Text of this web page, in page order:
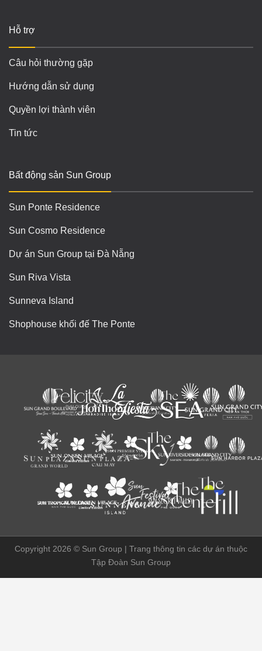
Hỗ trợ
Câu hỏi thường gặp
Hướng dẫn sử dụng
Quyền lợi thành viên
Tin tức
Bất động sản Sun Group
Sun Ponte Residence
Sun Cosmo Residence
Dự án Sun Group tại Đà Nẵng
Sun Riva Vista
Sunneva Island
Shophouse khối đế The Ponte
Copyright 2026 © Sun Group | Trang thông tin các dự án thuộc
Tập Đoàn Sun Group